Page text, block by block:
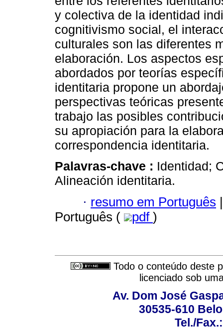
y colectiva de la identidad
cognitivismo social, el
culturales son las diferentes
elaboración. Los aspectos
abordados por teorías
identitaria propone un
perspectivas teóricas
trabajo las posibles
su apropiación para la
correspondencia identitaria.
Palavras-chave : Identidad;
Alineación identitaria.
· resumo em Português |
Português (
pdf )
Todo o conteúdo deste
licenciado sob
Av. Dom José
30535-610
Tel./